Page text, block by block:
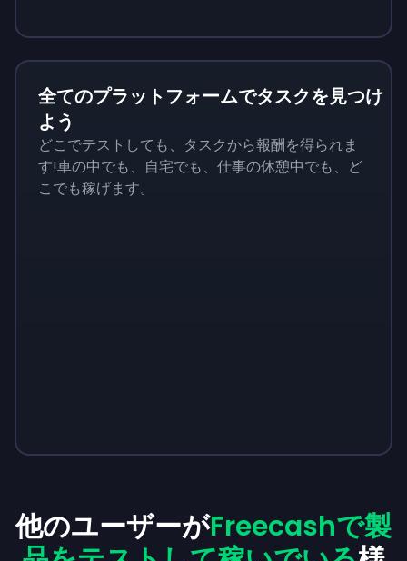
全てのプラットフォームでタスクを見つけ
よう
どこでテストしても、タスクから報酬を得られま
す!車の中でも、自宅でも、仕事の休憩中でも、ど
こでも稼げます。
他のユーザーがFreecashで製